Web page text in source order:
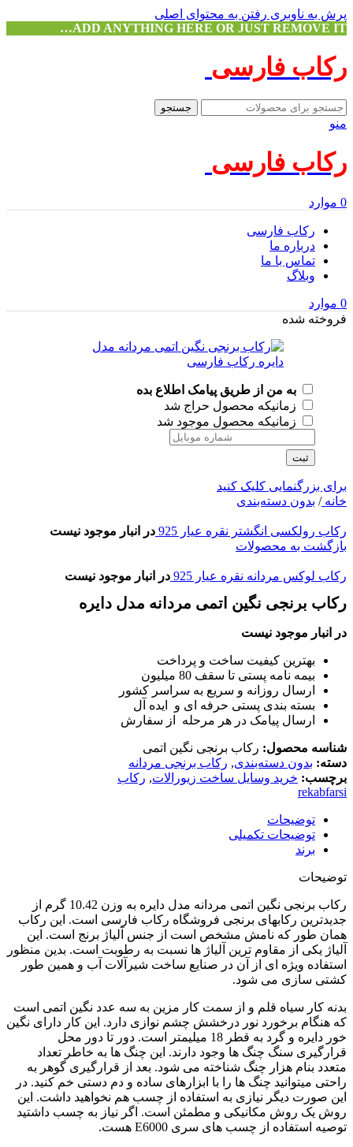
پرش به ناوبری رفتن به محتوای اصلی
ADD ANYTHING HERE OR JUST REMOVE IT…
رکاب فارسی
جستجو
منو
رکاب فارسی
0 موارد
رکاب فارسی
درباره ما
تماس با ما
وبلاگ
0 موارد
فروخته شده
به من از طریق پیامک اطلاع بده
زمانیکه محصول حراج شد
زمانیکه محصول موجود شد
ثبت
برای بزرگنمایی کلیک کنید
خانه/ بدون دسته‌بندی
رکاب رولکسی انگشتر نقره عیار 925
در انبار موجود نیست
بازگشت به محصولات
رکاب لوکس مردانه نقره عیار 925 در انبار موجود نیست
رکاب برنجی نگین اتمی مردانه مدل دایره
در انبار موجود نیست
بهترین کیفیت ساخت و پرداخت
بیمه نامه پستی تا سقف 80 میلیون
ارسال روزانه و سریع به سراسر کشور
بسته بندی پستی حرفه ای و ایده آل
ارسال پیامک در هر مرحله از سفارش
شناسه محصول: رکاب برنجی نگین اتمی
دسته: بدون دسته‌بندی, رکاب برنجی مردانه
برچسب: خرید وسایل ساخت زیورالات, رکاب
rekabfarsi
توضیحات
توضیحات تکمیلی
برند
توضیحات
رکاب برنجی نگین اتمی مردانه مدل دایره به وزن 10.42 گرم از
جدیدترین رکابهای برنجی فروشگاه رکاب فارسی است. این رکاب
همان طور که نامش مشخص است از جنس آلیاژ برنج است. این
آلیاژ یکی از مقاوم ترین آلیاژ ها نسبت به رطوبت است. بدین منظور
استفاده ویژه ای از آن در صنایع ساخت شیرآلات آب و همین طور
کشتی سازی می شود.
بدنه کار سیاه قلم و از سمت کار مزین به سه عدد نگین اتمی است
که هنگام برخورد نور درخشش چشم نوازی دارد. این کار دارای نگین
خور دایره و گرد به قطر 18 میلیمتر است. دور تا دور محل
قرارگیری سنگ چنگ ها وجود دارند. این چنگ ها به خاطر تعداد
متعدد بنام هزار چنگ شناخته می شود. بعد از قرارگیری گوهر به
راحتی میتوانید چنگ ها را با ابزارهای ساده و دم دستی خم کنید. در
این صورت دیگر نیازی به استفاده از چسب هم نخواهید داشت. این
روش یک روش مکانیکی و مطمئن است. اگر نیاز به چسب داشتید
توصیه استفاده از چسب های سری E6000 هست.